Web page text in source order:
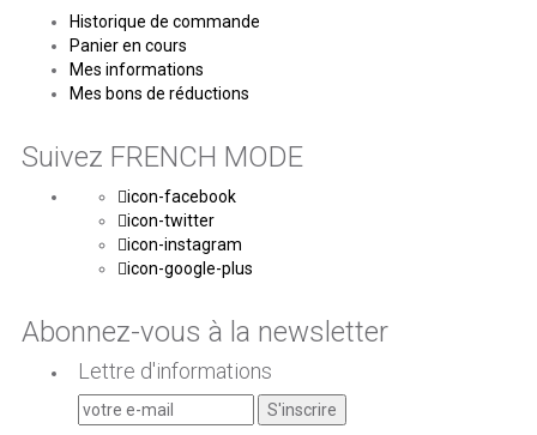
Historique de commande
Panier en cours
Mes informations
Mes bons de réductions
Suivez FRENCH MODE
icon-facebook
icon-twitter
icon-instagram
icon-google-plus
Abonnez-vous à la newsletter
Lettre d'informations